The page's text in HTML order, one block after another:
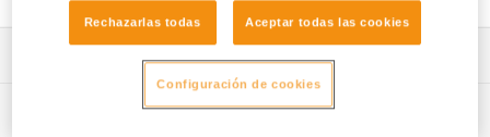
Descargar ficha técnica (PDF)
Technical Notice
Consejos para el mantenimiento de tus equipos
Rechazarlas todas Aceptar todas las cookies
Configuración de cookies